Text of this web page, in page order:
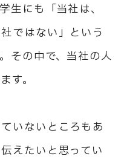
生にも「当社は、
ではない」という
その中で、当社の人
す。
いないところもあ
えたいと思ってい